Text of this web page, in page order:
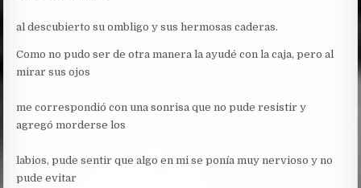
al descubierto su ombligo y sus hermosas caderas.
Como no pudo ser de otra manera la ayudé con la caja, pero al
mirar sus ojos
me correspondió con una sonrisa que no pude resistir y
agregó morderse los
labios, pude sentir que algo en mi se ponía muy nervioso y no
pude evitar